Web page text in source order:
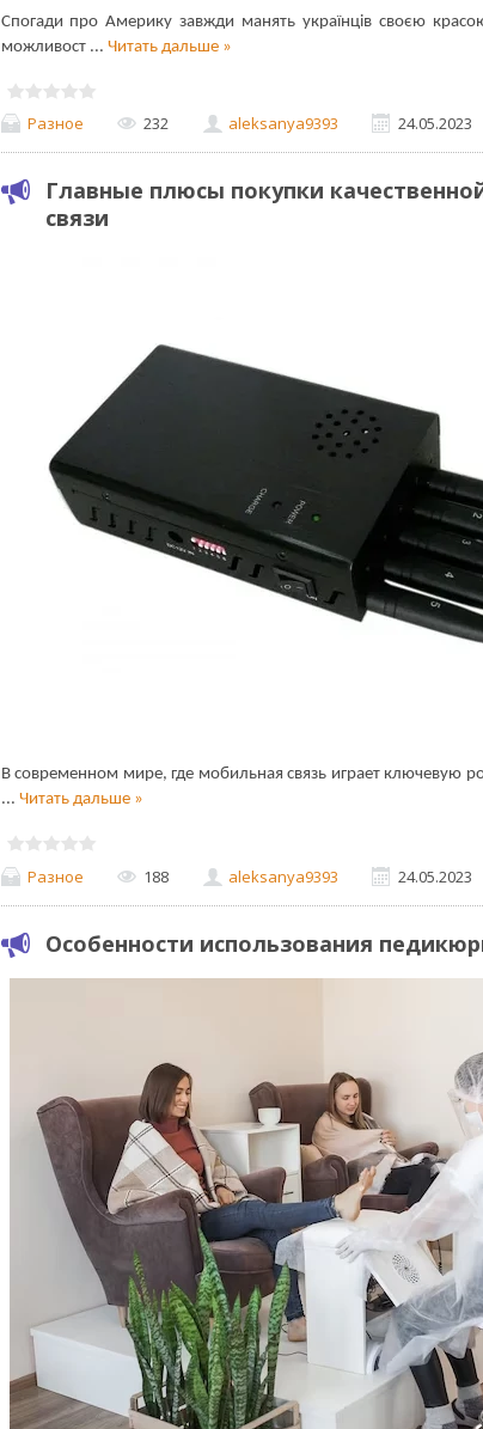
Спогади про Америку завжди манять українців своєю
можливост ... Читать дальше »
Разное 232 aleksanya9393 24.05.2023
Главные плюсы покупки
связи
В современном мире, где мобильная связь играет ключевую
... Читать дальше »
Разное 188 aleksanya9393 24.05.2023
Особенности использования